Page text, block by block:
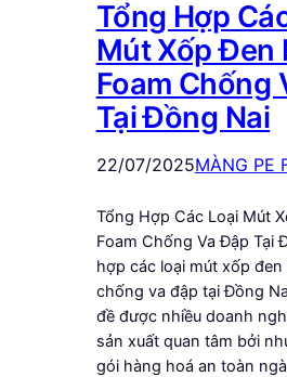
Tổng Hợp
Mút Xốp Đen
Foam Chống
Tại Đồng Nai
22/07/2025MÀNG PE
Tổng Hợp Các Loại Mút
Foam Chống Va Đập Tại
hợp các loại mút xốp đen
chống va đập tại Đồng
đề được nhiều doanh
sản xuất quan tâm bởi
gói hàng hoá an toàn